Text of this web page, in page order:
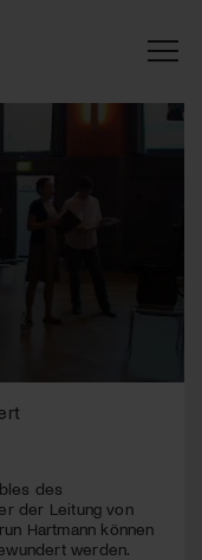
des
der Leitung von
Hartmann können
werden.
oder
Zugang zu